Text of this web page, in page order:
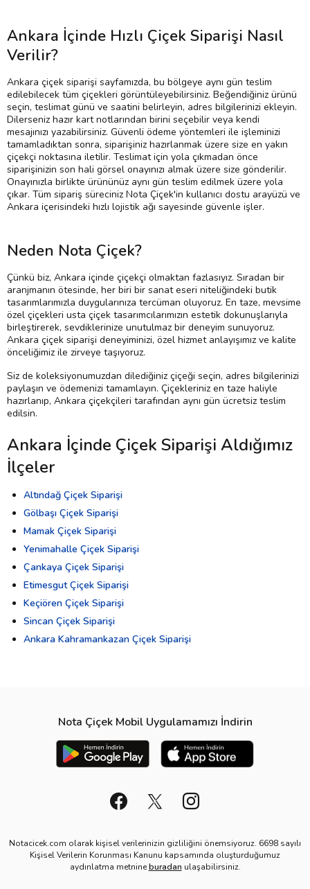
Ankara İçinde Hızlı Çiçek Siparişi Nasıl
Verilir?
Ankara çiçek siparişi sayfamızda, bu bölgeye aynı gün teslim
edilebilecek tüm çiçekleri görüntüleyebilirsiniz. Beğendiğiniz ürünü
seçin, teslimat günü ve saatini belirleyin, adres bilgilerinizi ekleyin.
Dilerseniz hazır kart notlarından birini seçebilir veya kendi
mesajınızı yazabilirsiniz. Güvenli ödeme yöntemleri ile işleminizi
tamamladıktan sonra, siparişiniz hazırlanmak üzere size en yakın
çiçekçi noktasına iletilir. Teslimat için yola çıkmadan önce
siparişinizin son hali görsel onayınızı almak üzere size gönderilir.
Onayınızla birlikte ürününüz aynı gün teslim edilmek üzere yola
çıkar. Tüm sipariş süreciniz Nota Çiçek'in kullanıcı dostu arayüzü ve
Ankara içerisindeki hızlı lojistik ağı sayesinde güvenle işler.
Neden Nota Çiçek?
Çünkü biz, Ankara içinde çiçekçi olmaktan fazlasıyız. Sıradan bir
aranjmanın ötesinde, her biri bir sanat eseri niteliğindeki butik
tasarımlarımızla duygularınıza tercüman oluyoruz. En taze, mevsime
özel çiçekleri usta çiçek tasarımcılarımızın estetik dokunuşlarıyla
birleştirerek, sevdiklerinize unutulmaz bir deneyim sunuyoruz.
Ankara çiçek siparişi deneyiminizi, özel hizmet anlayışımız ve kalite
önceliğimiz ile zirveye taşıyoruz.
Siz de koleksiyonumuzdan dilediğiniz çiçeği seçin, adres bilgilerinizi
paylaşın ve ödemenizi tamamlayın. Çiçekleriniz en taze haliyle
hazırlanıp, Ankara çiçekçileri tarafından aynı gün ücretsiz teslim
edilsin.
Ankara İçinde Çiçek Siparişi Aldığımız
İlçeler
Altındağ Çiçek Siparişi
Gölbaşı Çiçek Siparişi
Mamak Çiçek Siparişi
Yenimahalle Çiçek Siparişi
Çankaya Çiçek Siparişi
Etimesgut Çiçek Siparişi
Keçiören Çiçek Siparişi
Sincan Çiçek Siparişi
Ankara Kahramankazan Çiçek Siparişi
Nota Çiçek Mobil Uygulamamızı İndirin
Notacicek.com olarak kişisel verilerinizin gizliliğini önemsiyoruz. 6698 sayılı
Kişisel Verilerin Korunması Kanunu kapsamında oluşturduğumuz
aydınlatma metnineburadan ulaşabilirsiniz.